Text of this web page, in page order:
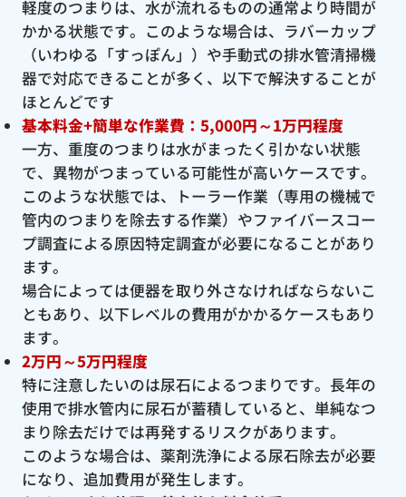
軽度のつまりは、水が流れるものの通常より時間が
かかる状態です。このような場合は、ラバーカップ
（いわゆる「すっぽん」）や手動式の排水管清掃機
器で対応できることが多く、以下で解決することが
ほとんどです
基本料金+簡単な作業費：5,000円～1万円程度
一方、重度のつまりは水がまったく引かない状態
で、異物がつまっている可能性が高いケースです。
このような状態では、トーラー作業（専用の機械で
管内のつまりを除去する作業）やファイバースコー
プ調査による原因特定調査が必要になることがあり
ます。
場合によっては便器を取り外さなければならないこ
ともあり、以下レベルの費用がかかるケースもあり
ます。
2万円～5万円程度
特に注意したいのは尿石によるつまりです。長年の
使用で排水管内に尿石が蓄積していると、単純なつ
まり除去だけでは再発するリスクがあります。
このような場合は、薬剤洗浄による尿石除去が必要
になり、追加費用が発生します。